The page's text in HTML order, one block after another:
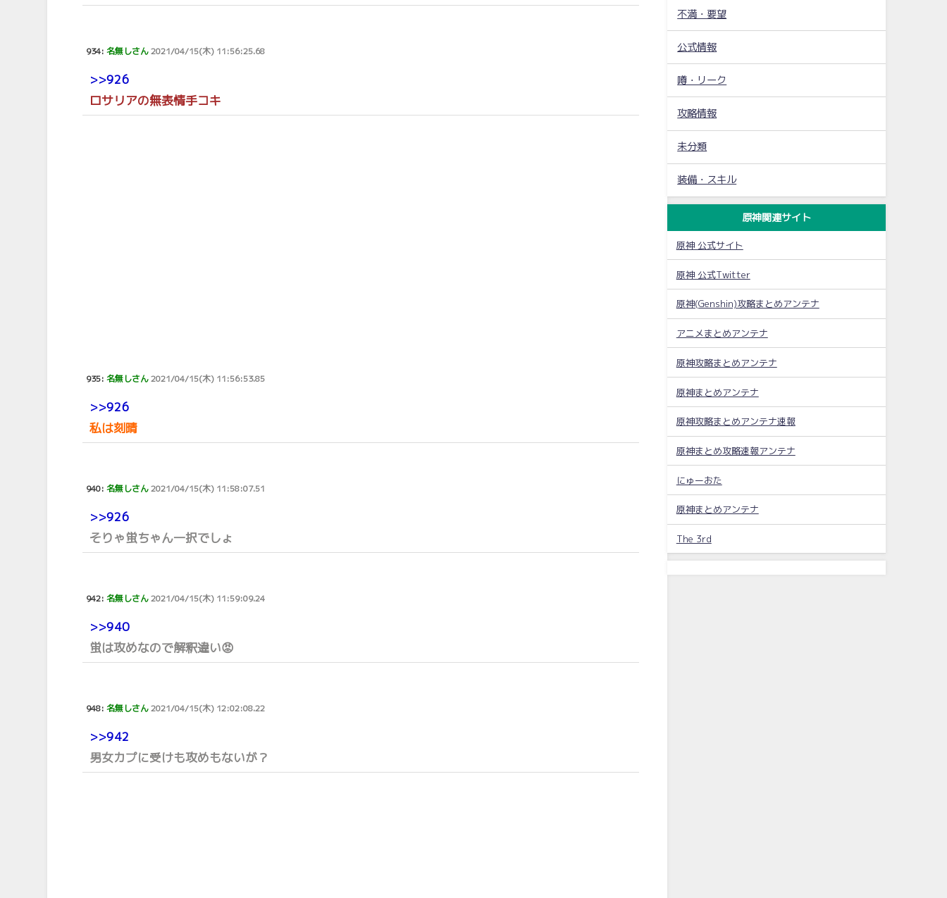
934:名無しさん2021/04/15(木) 11:56:25.68
>>926
ロサリアの無表情手コキ
935:名無しさん2021/04/15(木) 11:56:53.85
>>926
私は刻晴
940:名無しさん2021/04/15(木) 11:58:07.51
>>926
そりゃ蛍ちゃん一択でしょ
942:名無しさん2021/04/15(木) 11:59:09.24
>>940
蛍は攻めなので解釈違い😡
948:名無しさん2021/04/15(木) 12:02:08.22
>>942
男女カプに受けも攻めもないが？
不満・要望
公式情報
噂・リーク
攻略情報
未分類
装備・スキル
原神関連サイト
原神 公式サイト
原神 公式Twitter
原神(Genshin)攻略まとめアンテナ
アニメまとめアンテナ
原神攻略まとめアンテナ
原神まとめアンテナ
原神攻略まとめアンテナ速報
原神まとめ攻略速報アンテナ
にゅーおた
原神まとめアンテナ
The 3rd